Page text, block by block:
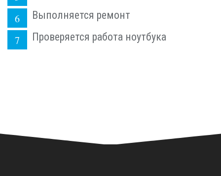
Выполняется ремонт
Проверяется работа ноутбука